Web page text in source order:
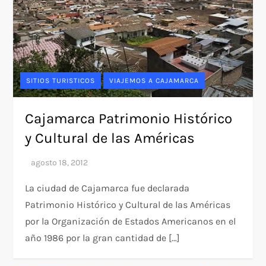
SITIOS TURISTICOS VIAJEMOS A CAJAMARCA
Cajamarca Patrimonio Histórico
y Cultural de las Américas
La ciudad de Cajamarca fue declarada
Patrimonio Histórico y Cultural de las Américas
por la Organización de Estados Americanos en el
año 1986 por la gran cantidad de […]